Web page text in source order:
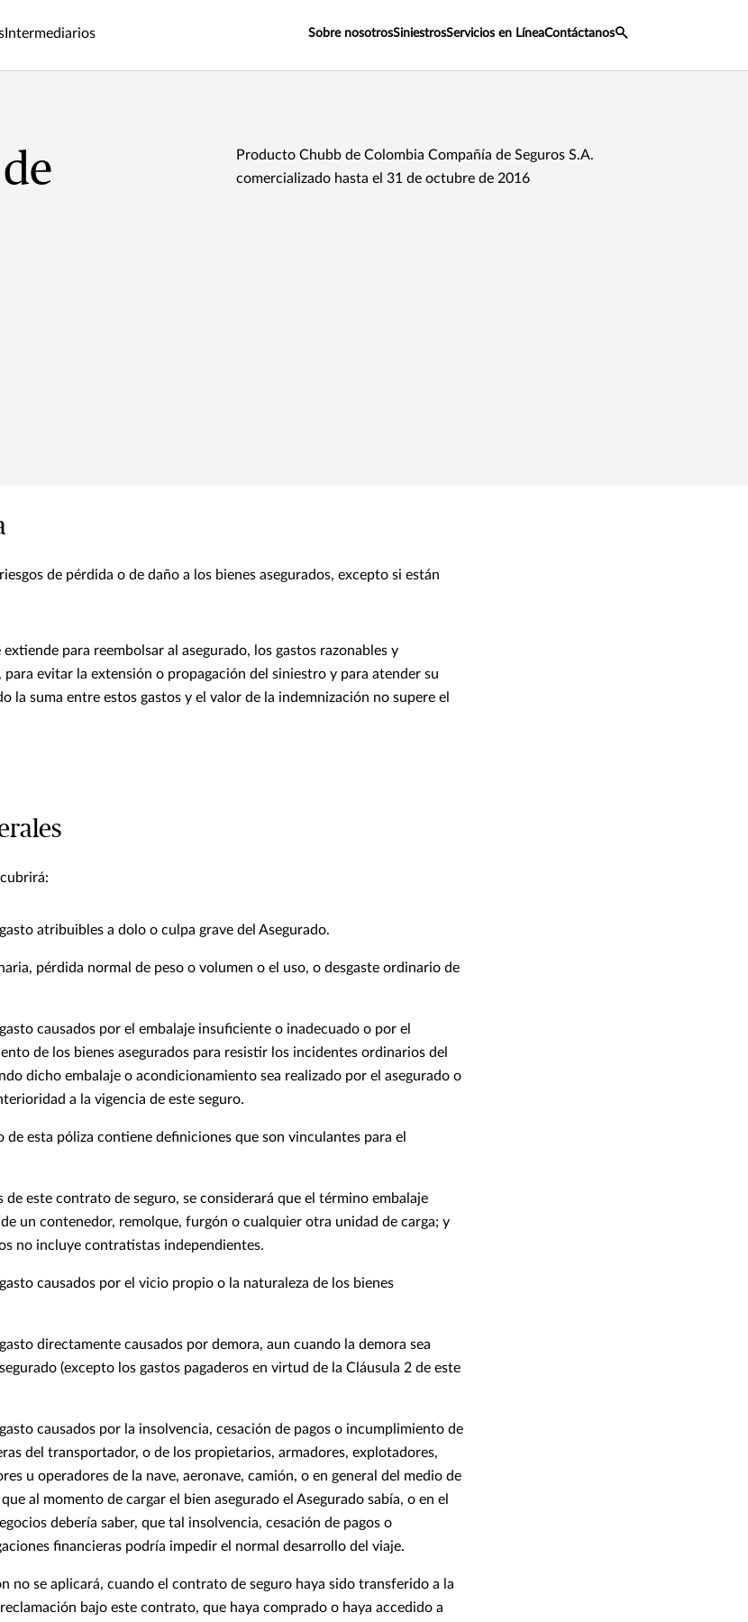
Intermediarios Sobre nosotrosSiniestrosServicios en LíneaContáctanos
Producto Chubb de Colombia Compañía de Seguros S.A.
comercializado hasta el 31 de octubre de 2016
de pérdida o de daño a los bienes asegurados, excepto si están
para reembolsar al asegurado, los gastos razonables y
evitar la extensión o propagación del siniestro y para atender su
la suma entre estos gastos y el valor de la indemnización no supere el
atribuibles a dolo o culpa grave del Asegurado.
pérdida normal de peso o volumen o el uso, o desgaste ordinario de
causados por el embalaje insuficiente o inadecuado o por el
de los bienes asegurados para resistir los incidentes ordinarios del
dicho embalaje o acondicionamiento sea realizado por el asegurado o
a la vigencia de este seguro.
de esta póliza contiene definiciones que son vinculantes para el
de este contrato de seguro, se considerará que el término embalaje
un contenedor, remolque, furgón o cualquier otra unidad de carga; y
no incluye contratistas independientes.
causados por el vicio propio o la naturaleza de los bienes
directamente causados por demora, aun cuando la demora sea
(excepto los gastos pagaderos en virtud de la Cláusula 2 de este
causados por la insolvencia, cesación de pagos o incumplimiento de
del transportador, o de los propietarios, armadores, explotadores,
u operadores de la nave, aeronave, camión, o en general del medio de
al momento de cargar el bien asegurado el Asegurado sabía, o en el
debería saber, que tal insolvencia, cesación de pagos o
financieras podría impedir el normal desarrollo del viaje.
no se aplicará, cuando el contrato de seguro haya sido transferido a la
bajo este contrato, que haya comprado o haya accedido a